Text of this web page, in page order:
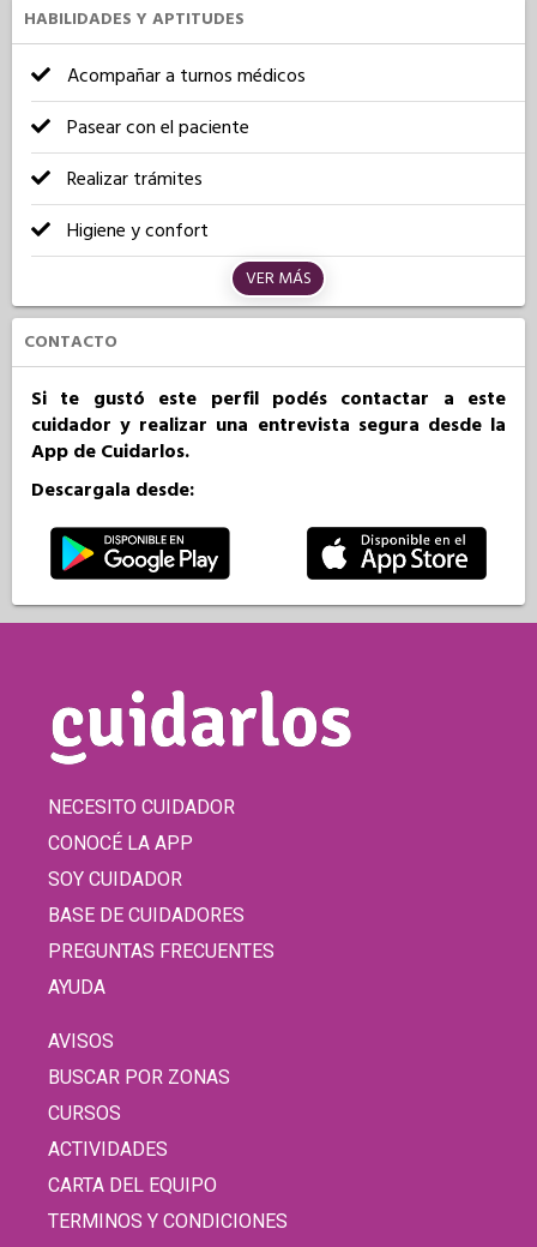
HABILIDADES Y APTITUDES
Acompañar a turnos médicos
Pasear con el paciente
Realizar trámites
Higiene y confort
VER MÁS
CONTACTO
Si te gustó este perfil podés contactar a este
cuidador y realizar una entrevista segura desde la
App de Cuidarlos.
Descargala desde:
NECESITO CUIDADOR
CONOCÉ LA APP
SOY CUIDADOR
BASE DE CUIDADORES
PREGUNTAS FRECUENTES
AYUDA
AVISOS
BUSCAR POR ZONAS
CURSOS
ACTIVIDADES
CARTA DEL EQUIPO
TERMINOS Y CONDICIONES